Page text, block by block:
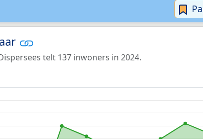
telt 137 inwoners in 2024.